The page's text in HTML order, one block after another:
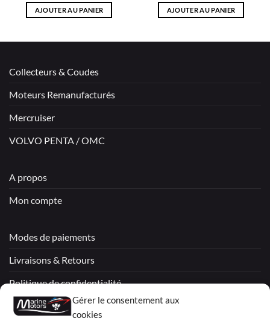
Gérer le consentement aux
cookies
AJOUTER AU PANIER AJOUTER AU PANIER
Collecteurs & Coudes
Moteurs Remanufacturés
Mercruiser
VOLVO PENTA / OMC
A propos
Mon compte
Modes de paiements
Livraisons & Retours
Politique de confidentialité
Mentions légales